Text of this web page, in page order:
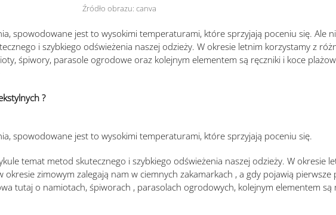
Źródło obrazu: canva
spowodowane jest to wysokimi temperaturami, które sprzyjają poceniu się. Ale
i szybkiego odświeżenia naszej odzieży. W okresie letnim korzystamy z
śpiwory, parasole ogrodowe oraz kolejnym elementem są ręczniki i koce
?
spowodowane jest to wysokimi temperaturami, które sprzyjają poceniu się.
temat metod skutecznego i szybkiego odświeżenia naszej odzieży. W okresie
zimowym zalegają nam w ciemnych zakamarkach , a gdy pojawią pierwsze
tutaj o namiotach, śpiworach , parasolach ogrodowych, kolejnym elementem są